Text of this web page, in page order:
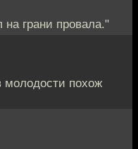
грани провала."
молодости похож